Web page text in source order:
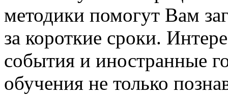
методики помогут Вам
за короткие сроки.
события и иностранные
обучения не только